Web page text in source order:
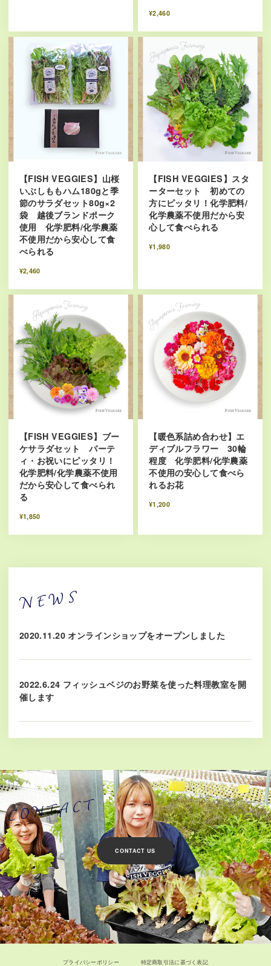
¥2,460
【FISH VEGGIES】山桜
いぶしももハム180gと季
節のサラダセット80g×2
袋 越後ブランドポーク
使用 化学肥料/化学農薬
不使用だから安心して食
べられる
¥2,460
【FISH VEGGIES】スタ
ーターセット 初めての
方にピッタリ！化学肥料/
化学農薬不使用だから安
心して食べられる
¥1,980
【FISH VEGGIES】ブー
ケサラダセット パーテ
ィ・お祝いにピッタリ！
化学肥料/化学農薬不使用
だから安心して食べられ
る
¥1,850
【暖色系詰め合わせ】エ
ディブルフラワー 30輪
程度 化学肥料/化学農薬
不使用の安心して食べら
れるお花
¥1,200
2020.11.20 オンラインショップをオープンしました
2022.6.24 フィッシュベジのお野菜を使った料理教室を開
催します
CONTACT US
プライバシーポリシー 特定商取引法に基づく表記